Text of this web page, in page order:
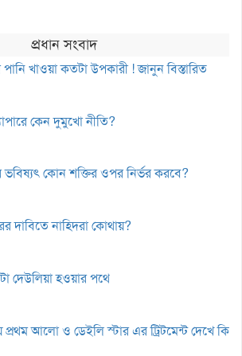
প্রধান সংবাদ
খাওয়া কতটা উপকারী ! জানুন বিস্তারিত
কেন দুমুখো নীতি?
ভবিষ্যৎ কোন শক্তির ওপর নির্ভর করবে?
দাবিতে নাহিদরা কোথায়?
দেউলিয়া হওয়ার পথে
প্রথম আলো ও ডেইলি স্টার এর ট্রিটমেন্ট দেখে কি